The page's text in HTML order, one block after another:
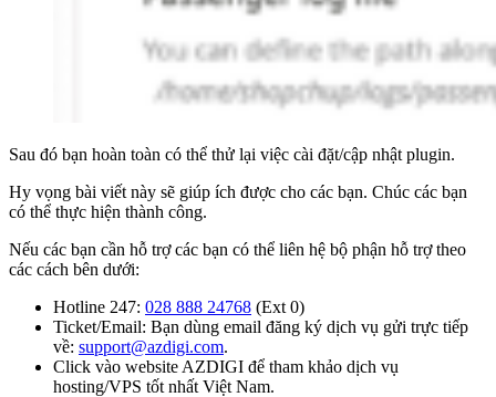
Sau đó bạn hoàn toàn có thể thử lại việc cài đặt/cập nhật plugin.
Hy vọng bài viết này sẽ giúp ích được cho các bạn. Chúc các bạn
có thể thực hiện thành công.
Nếu các bạn cần hỗ trợ các bạn có thể liên hệ bộ phận hỗ trợ theo
các cách bên dưới:
Hotline 247: 028 888 24768 (Ext 0)
Ticket/Email: Bạn dùng email đăng ký dịch vụ gửi trực tiếp
về: support@azdigi.com.
Click vào website AZDIGI để tham khảo dịch vụ
hosting/VPS tốt nhất Việt Nam.